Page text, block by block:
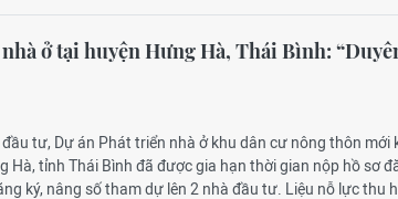
ở tại huyện Hưng Hà, Thái Bình:
tư, Dự án Phát triển nhà ở khu dân cư nông thôn mới
Hà, tỉnh Thái Bình đã được gia hạn thời gian nộp hồ sơ
ký, nâng số tham dự lên 2 nhà đầu tư. Liệu nỗ lực thu